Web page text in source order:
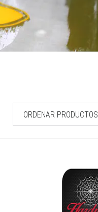
ORDENAR PRODUCTOS